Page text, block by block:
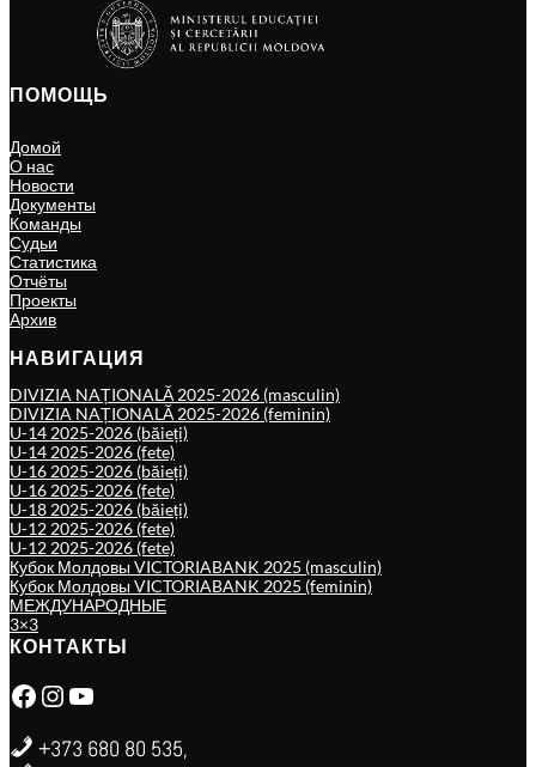
ПОМОЩЬ
Домой
О нас
Новости
Документы
Команды
Судьи
Статистика
Отчёты
Проекты
Архив
НАВИГАЦИЯ
DIVIZIA NAȚIONALĂ 2025-2026 (masculin)
DIVIZIA NAȚIONALĂ 2025-2026 (feminin)
U-14 2025-2026 (băieți)
U-14 2025-2026 (fete)
U-16 2025-2026 (băieți)
U-16 2025-2026 (fete)
U-18 2025-2026 (băieți)
U-12 2025-2026 (fete)
U-12 2025-2026 (fete)
Кубок Молдовы VICTORIABANK 2025 (masculin)
Кубок Молдовы VICTORIABANK 2025 (feminin)
МЕЖДУНАРОДНЫЕ
3×3
КОНТАКТЫ
Facebook Instagram YouTube
+373 680 80 535,